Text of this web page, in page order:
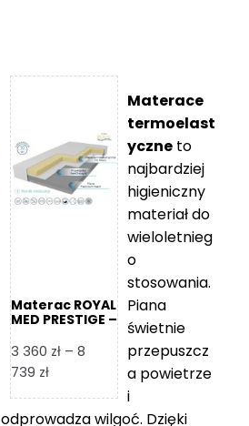
Materac ROYAL
MED PRESTIGE –
3 360 zł – 8
739 złZakres
od
Materace
termoelast
yczne to
najbardziej
higieniczny
materiał do
wieloletnieg
o
stosowania.
Piana
świetnie
przepuszcz
a powietrze
i
odprowadza wilgoć. Dzięki